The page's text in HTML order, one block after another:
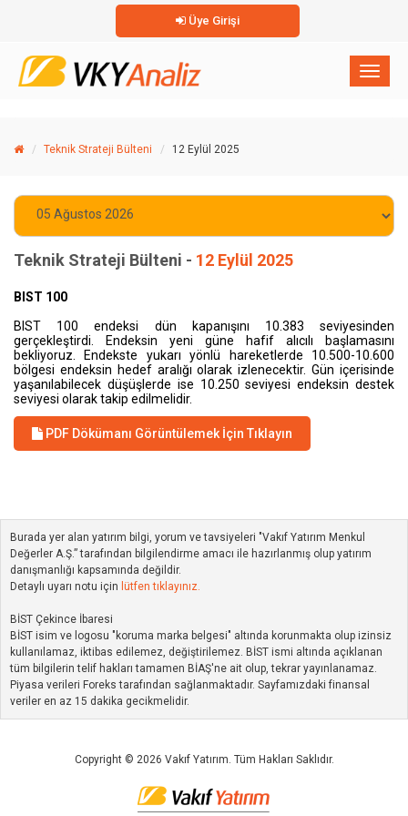
Üye Girişi
×
Teknik Strateji Bülteni 12 Eylül 2025
Teknik Strateji Bülteni - 12 Eylül 2025
BIST 100
BIST 100 endeksi dün kapanışını 10.383 seviyesinden
gerçekleştirdi. Endeksin yeni güne
hafif alıcıl ı
başlamasını
bekliyoruz. Endekste yukarı yönlü hareketlerde 10.500-10.600
bölgesi endeksin hedef aralığı olarak izlenecektir. Gün içerisinde
yaşanılabilecek düşüşlerde ise 10.250 seviyesi endeksin destek
seviyesi olarak takip edilmelidir.
PDF Dökümanı Görüntülemek İçin Tıklayın
Burada yer alan yatırım bilgi, yorum ve tavsiyeleri "Vakıf Yatırım Menkul
Değerler A.Ş.” tarafından bilgilendirme amacı ile hazırlanmış olup yatırım
danışmanlığı kapsamında değildir.
Detaylı uyarı notu için lütfen tıklayınız.
BİST Çekince İbaresi
BİST isim ve logosu "koruma marka belgesi" altında korunmakta olup izinsiz
kullanılamaz, iktibas edilemez, değiştirilemez. BİST ismi altında açıklanan
tüm bilgilerin telif hakları tamamen BİAŞ'ne ait olup, tekrar yayınlanamaz.
Piyasa verileri Foreks tarafından sağlanmaktadır. Sayfamızdaki finansal
veriler en az 15 dakika gecikmelidir.
Copyright © 2026 Vakıf Yatırım. Tüm Hakları Saklıdır.